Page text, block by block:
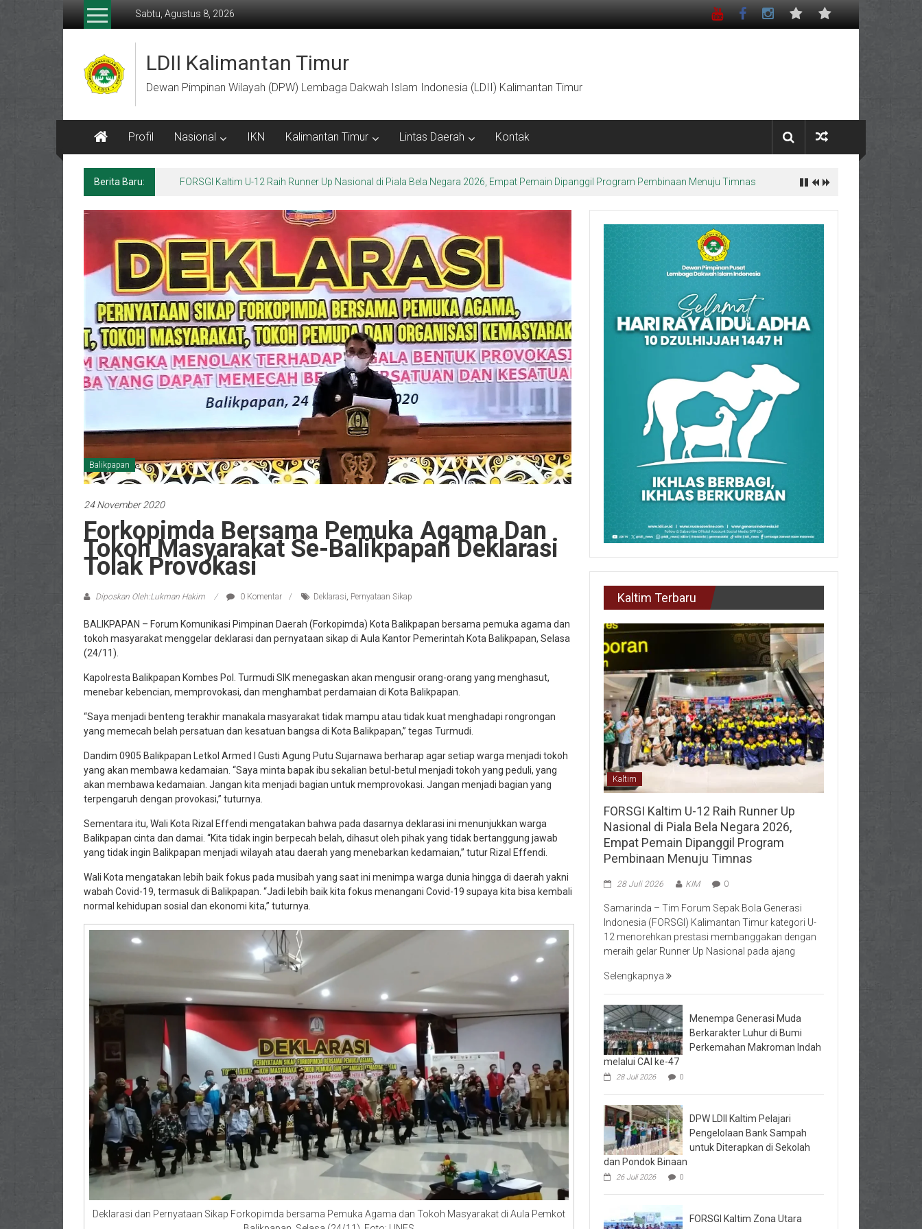
Lompat
Sabtu, Agustus 8, 2026
LDII Kalimantan Timur
Dewan Pimpinan Wilayah (DPW) Lembaga Dakwah Islam Indonesia (LDII) Kalimantan Timur
Profil Nasional IKN Kalimantan Timur Lintas Daerah Kontak
Berita Baru: Menempa Generasi Muda Berkarakter Luhur di Bumi Perkemahan Makroman Indah melalui CAI ke-47
Balikpapan
24 November 2020
Forkopimda Bersama Pemuka Agama Dan
Tokoh Masyarakat Se-Balikpapan Deklarasi
Tolak Provokasi
Diposkan Oleh:Lukman Hakim 0 Komentar Deklarasi, Pernyataan Sikap
BALIKPAPAN – Forum Komunikasi Pimpinan Daerah (Forkopimda) Kota Balikpapan bersama pemuka agama dan
tokoh masyarakat menggelar deklarasi dan pernyataan sikap di Aula Kantor Pemerintah Kota Balikpapan, Selasa
(24/11).
Kapolresta Balikpapan Kombes Pol. Turmudi SIK menegaskan akan mengusir orang-orang yang menghasut,
menebar kebencian, memprovokasi, dan menghambat perdamaian di Kota Balikpapan.
“Saya menjadi benteng terakhir manakala masyarakat tidak mampu atau tidak kuat menghadapi rongrongan
yang memecah belah persatuan dan kesatuan bangsa di Kota Balikpapan,” tegas Turmudi.
Dandim 0905 Balikpapan Letkol Armed I Gusti Agung Putu Sujarnawa berharap agar setiap warga menjadi tokoh
yang akan membawa kedamaian. “Saya minta bapak ibu sekalian betul-betul menjadi tokoh yang peduli, yang
akan membawa kedamaian. Jangan kita menjadi bagian untuk memprovokasi. Jangan menjadi bagian yang
terpengaruh dengan provokasi,” tuturnya.
Sementara itu, Wali Kota Rizal Effendi mengatakan bahwa pada dasarnya deklarasi ini menunjukkan warga
Balikpapan cinta dan damai. “Kita tidak ingin berpecah belah, dihasut oleh pihak yang tidak bertanggung jawab
yang tidak ingin Balikpapan menjadi wilayah atau daerah yang menebarkan kedamaian,” tutur Rizal Effendi.
Wali Kota mengatakan lebih baik fokus pada musibah yang saat ini menimpa warga dunia hingga di daerah yakni
wabah Covid-19, termasuk di Balikpapan. “Jadi lebih baik kita fokus menangani Covid-19 supaya kita bisa kembali
normal kehidupan sosial dan ekonomi kita,” tuturnya.
Deklarasi dan Pernyataan Sikap Forkopimda bersama Pemuka Agama dan Tokoh Masyarakat di Aula Pemkot
Kaltim Terbaru
Kaltim
FORSGI Kaltim U-12 Raih Runner Up
Nasional di Piala Bela Negara 2026,
Empat Pemain Dipanggil Program
Pembinaan Menuju Timnas
28 Juli 2026 KIM 0
Samarinda – Tim Forum Sepak Bola Generasi
Indonesia (FORSGI) Kalimantan Timur kategori U-
12 menorehkan prestasi membanggakan dengan
meraih gelar Runner Up Nasional pada ajang
Selengkapnya
Menempa Generasi Muda
Berkarakter Luhur di Bumi
Perkemahan Makroman Indah
melalui CAI ke-47
28 Juli 2026 0
DPW LDII Kaltim Pelajari
Pengelolaan Bank Sampah
untuk Diterapkan di Sekolah
dan Pondok Binaan
26 Juli 2026 0
FORSGI Kaltim Zona Utara